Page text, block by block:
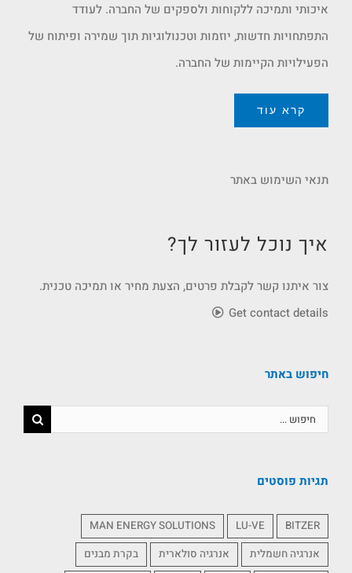
איכותי ותמיכה ללקוחות ולספקים של החברה. לעודד
התפתחויות חדשות, יוזמות וטכנולוגיות תוך שמירה ופיתוח של
הפעילויות הקיימות של החברה.
קרא עוד
תנאי השימוש באתר
איך נוכל לעזור לך?
צור איתנו קשר לקבלת פרטים, הצעת מחיר או תמיכה טכנית.
Get contact details
חיפוש באתר
תגיות פוסטים
BITZER
LU-VE
MAN ENERGY SOLUTIONS
אנרגיה חשמלית
אנרגיה סולארית
בקרת מבנים